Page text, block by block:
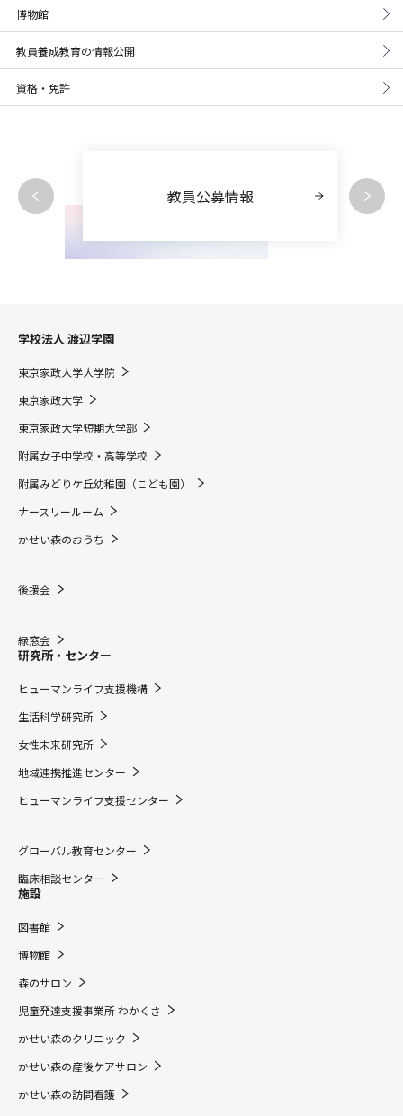
博物館
教員養成教育の情報公開
資格・免許
教員公募情報
学校法人 渡辺学園
東京家政大学大学院
東京家政大学
東京家政大学短期大学部
附属女子中学校・高等学校
附属みどりケ丘幼稚園（こども園）
ナースリールーム
かせい森のおうち
後援会
緑窓会
研究所・センター
ヒューマンライフ支援機構
生活科学研究所
女性未来研究所
地域連携推進センター
ヒューマンライフ支援センター
グローバル教育センター
臨床相談センター
施設
図書館
博物館
森のサロン
児童発達支援事業所 わかくさ
かせい森のクリニック
かせい森の産後ケアサロン
かせい森の訪問看護